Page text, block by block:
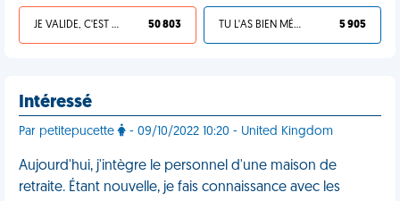
JE VALIDE, C'EST UNE VDM 50 803 TU L'AS BIEN MÉRITÉ 5 905
Intéressé
Par petitepucette - 09/10/2022 10:20 - United Kingdom
Aujourd'hui, j'intègre le personnel d'une maison de
retraite. Étant nouvelle, je fais connaissance avec les